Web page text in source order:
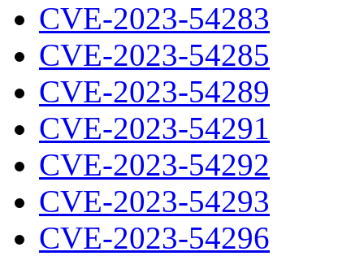
CVE-2023-54283
CVE-2023-54285
CVE-2023-54289
CVE-2023-54291
CVE-2023-54292
CVE-2023-54293
CVE-2023-54296